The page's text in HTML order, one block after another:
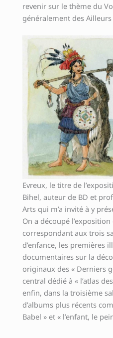
revenir sur le thème du
généralement des
Evreux, le titre de
Bihel, auteur de BD et
Arts qui m’a invité à y
On a découpé
correspondant aux trois
d’enfance, les premières
documentaires sur la
originaux des « Derniers
central dédié à « l’atlas
enfin, dans la troisième
d’albums plus récents
Babel » et « l’enfant, le